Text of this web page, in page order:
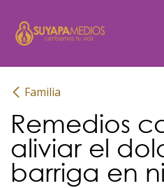
Familia
Remedios
aliviar el
barriga en